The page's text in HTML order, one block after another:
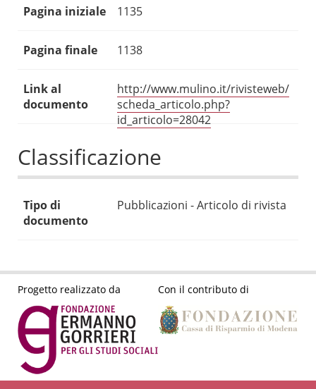
Pagina iniziale 1135
Pagina finale 1138
Link al
documento
http://www.mulino.it/rivisteweb/
scheda_articolo.php?
id_articolo=28042
Classificazione
Tipo di
documento
Pubblicazioni - Articolo di rivista
Progetto realizzato da Con il contributo di